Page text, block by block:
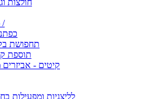
חולצות
מכנסיים לתחפושות /
תחפושת
תוספת
קיטים -
לליצניות ומפעילות